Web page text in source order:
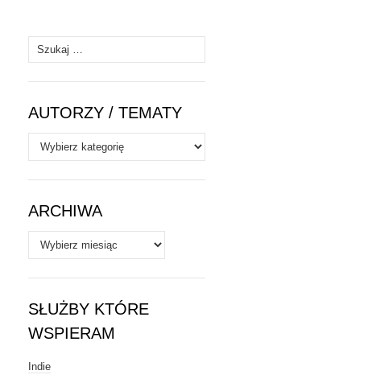
Szukaj:
AUTORZY / TEMATY
Autorzy
/
Tematy
ARCHIWA
Archiwa
SŁUŻBY KTÓRE
WSPIERAM
Indie